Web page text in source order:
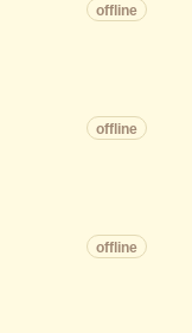
offline
offline
offline